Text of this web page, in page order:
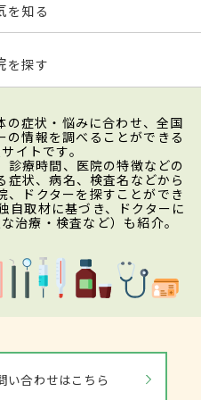
を知る
を探す
の症状・悩みに合わせ、全国
の情報を調べることができる
イトです。
診療時間、医院の特徴などの
状、病名、検査名などから
、ドクターを探すことができ
自取材に基づき、ドクターに
治療・検査など）も紹介。
い合わせはこちら